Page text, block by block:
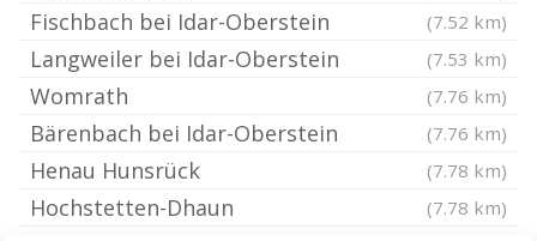
Fischbach bei Idar-Oberstein (7.52 km)
Langweiler bei Idar-Oberstein (7.53 km)
Womrath (7.76 km)
Bärenbach bei Idar-Oberstein (7.76 km)
Henau Hunsrück (7.78 km)
Hochstetten-Dhaun (7.78 km)